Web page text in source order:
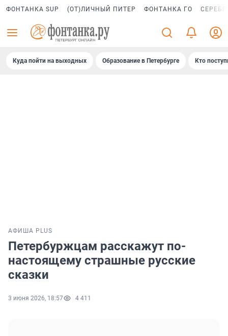
ФОНТАНКА SUP (ОТ)ЛИЧНЫЙ ПИТЕР ФОНТАНКА ГО
Куда пойти на выходных Образование в Петербурге Кто
АФИША PLUS
Петербуржцам расскажут по-
настоящему страшные русские
сказки
3 июня 2026, 18:57 4 411